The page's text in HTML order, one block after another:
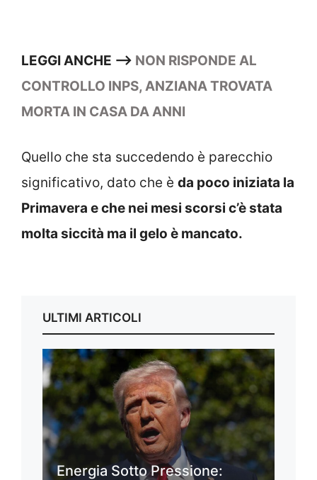
LEGGI ANCHE –> NON RISPONDE AL
CONTROLLO INPS, ANZIANA TROVATA
MORTA IN CASA DA ANNI
Quello che sta succedendo è parecchio
significativo, dato che è da poco iniziata la
Primavera e che nei mesi scorsi c’è stata
molta siccità ma il gelo è mancato.
ULTIMI ARTICOLI
Energia Sotto Pressione: